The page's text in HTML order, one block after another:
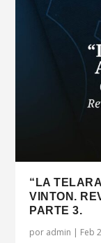
“LA
VINTON.
PARTE 3.
por admin | Feb